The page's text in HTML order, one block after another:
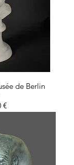
de Berlin
€